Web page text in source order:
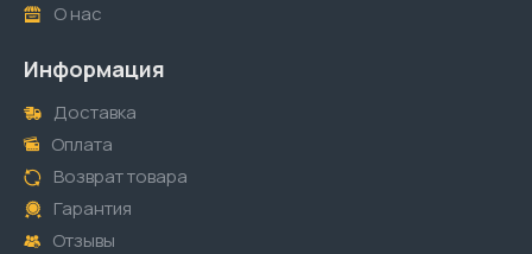
О нас
Информация
Доставка
Оплата
Возврат товара
Гарантия
Отзывы